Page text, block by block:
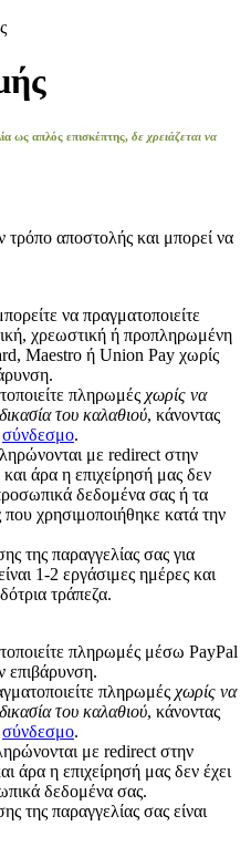
ως απλός επισκέπτης, δε χρειάζεται να
αποστολής και μπορεί να
να πραγματοποιείτε
χρεωστική ή προπληρωμένη
Maestro ή Union Pay χωρίς
πληρωμές χωρίς να
του καλαθιού, κάνοντας
σύνδεσμο.
με redirect στην
άρα η επιχείρησή μας δεν
δεδομένα σας ή τα
χρησιμοποιήθηκε κατά την
της παραγγελίας σας για
1-2 εργάσιμες ημέρες και
τράπεζα.
πληρωμές μέσω PayPal
επιβάρυνση.
πληρωμές χωρίς να
του καλαθιού, κάνοντας
σύνδεσμο.
με redirect στην
άρα η επιχείρησή μας δεν έχει
δεδομένα σας.
της παραγγελίας σας είναι